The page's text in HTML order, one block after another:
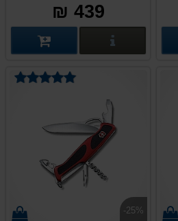
439 ₪
פרטים נוספים
-25%